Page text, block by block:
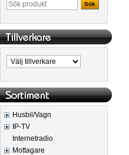
Sök
Husbil/Vagn
IP-TV
Internetradio
Mottagare